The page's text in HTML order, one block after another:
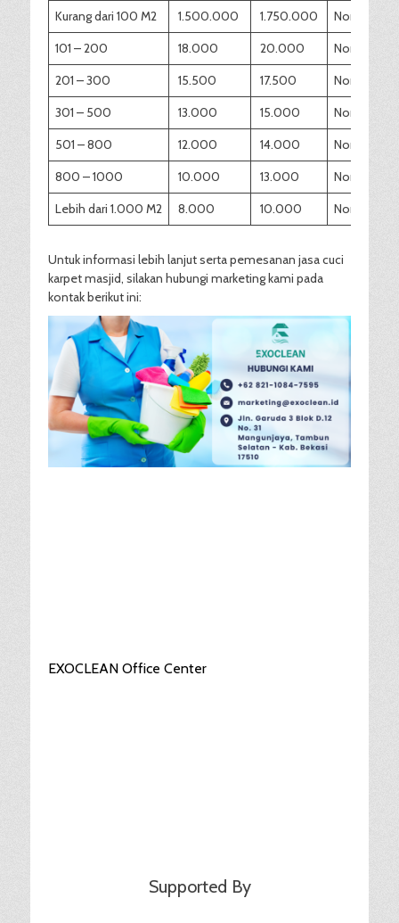
Kurang dari 100 M2
1.500.000 1.750.000
Normal
101 – 200
18.000 20.000
Normal
201 – 300
15.500 17.500
Normal
301 – 500
13.000 15.000
Normal
501 – 800
12.000 14.000
Normal
800 – 1000
10.000 13.000
Normal
Lebih dari 1.000 M2
8.000 10.000 Normal
Untuk informasi lebih lanjut serta pemesanan jasa cuci
karpet masjid, silakan hubungi marketing kami pada
kontak berikut ini:
EXOCLEAN Office Center
Supported By